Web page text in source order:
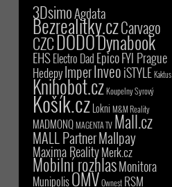
3DsimoAgdata
Bezrealitky.czCarvago
CZCDODODynabook
EHSElectro Dad EpicoFYI Prague
HedepyImperInveoiSTYLE Kaktus
Knihobot.czKoupelny Syrový
Košík.czLokni M&M Reality
MADMONQMAGENTA TV Mall.cz
MALL PartnerMallpay
Maxima RealityMerk.cz
Mobilní rozhlasMonitora
MunipolisOMVOwnest RSM